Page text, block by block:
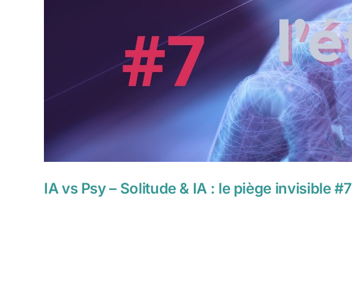
IA vs Psy – Solitude & IA : le piège invisible #7